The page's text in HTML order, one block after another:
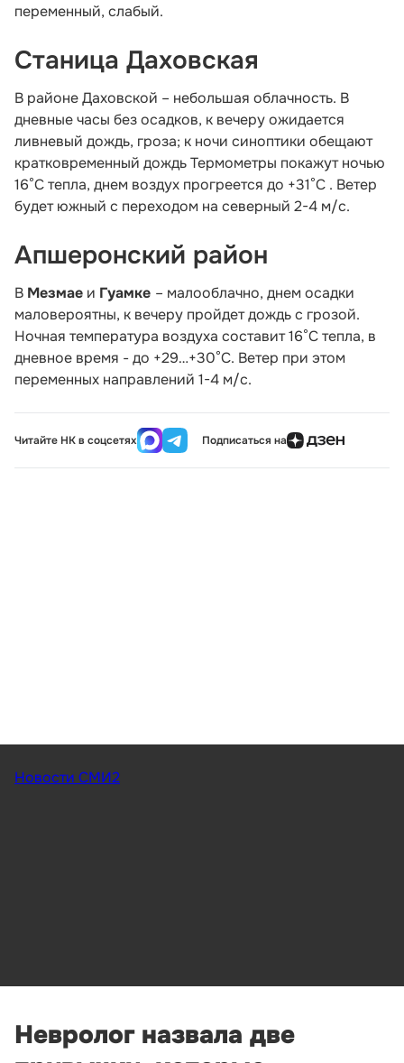
переменный, слабый.
Станица Даховская
В районе Даховской – небольшая облачность. В
дневные часы без осадков, к вечеру ожидается
ливневый дождь, гроза; к ночи синоптики обещают
кратковременный дождь Термометры покажут ночью
16°С тепла, днем воздух прогреется до +31°С . Ветер
будет южный с переходом на северный 2-4 м/с.
Апшеронский район
В Мезмае и Гуамке – малооблачно, днем осадки
маловероятны, к вечеру пройдет дождь с грозой.
Ночная температура воздуха составит 16°С тепла, в
дневное время - до +29…+30°С. Ветер при этом
переменных направлений 1-4 м/с.
Читайте НК в соцсетях Подписаться на
Новости СМИ2
Невролог назвала две